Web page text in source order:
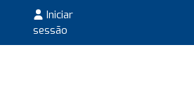
Iniciar
sessão